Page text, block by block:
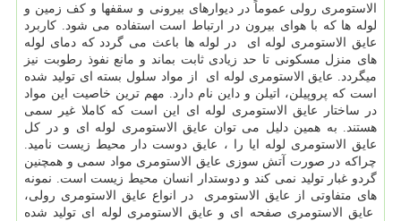
الاستومری رولی عموماً در دیوارهای بیرونی و سقفها و کف زمین و
لوله ها که با هوای بیرون در ارتباط است استفاده می شود. کاربرد
عایق الاستومری لوله ای در لوله ها باعث می گردد که دمای لوله
های منزل مسکونی تا حد زیادی ثابت بماند و مانع نفوذ رطوبت نیز
میگردد. عایق الاستومری لوله ای از مواد سلول بسته ای تولید شده
است که پروپیلن، اتیلن و داین نام دارد. مهم ترین خاصیت این مواد
در ساختار عایق الاستومری لوله ای این است که کاملا غیر سمی
هستند. به همین دلیل می توان عایق الاستومری لوله ای و در کل
عایق الاستومری لوله ایا را ، عایق دوست دار محیط زیست نامید.
چراکه در صورت آتش سوزی عایق الاستومری مواد سمی و همچنین
گردو غبار تولید نمی کند و دوستدار انسان محیط زیست است. نمونه
های متفاوتی از عایق الاستومری در انواع عایق الاستومری رولی،
عایق الاستومری صفحه ای و عایق الاستومری لوله ای تولید شده